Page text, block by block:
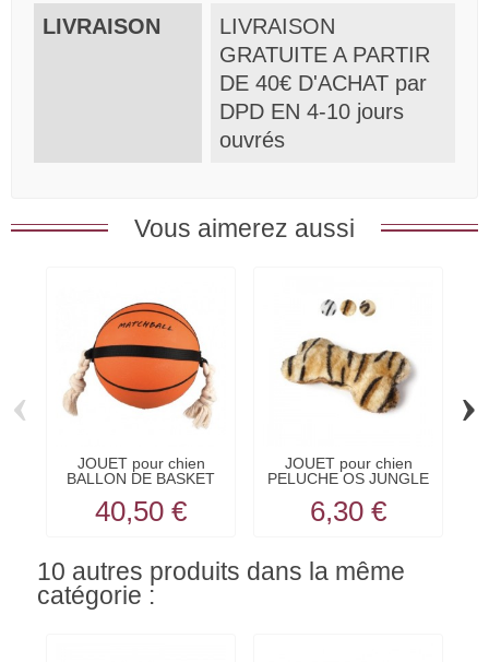
LIVRAISON
LIVRAISON
GRATUITE A PARTIR
DE 40€ D'ACHAT par
DPD EN 4-10 jours
ouvrés
Vous aimerez aussi
JOUET pour chien
BALLON DE BASKET
40,50 €
JOUET pour chien
PELUCHE OS JUNGLE
6,30 €
‹ ›
10 autres produits dans la même
catégorie :